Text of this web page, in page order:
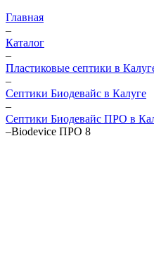
Главная
–
Каталог
–
Пластиковые септики в
–
Септики Биодевайс в Калуге
–
Септики Биодевайс ПРО в
–Biodevice ПРО 8